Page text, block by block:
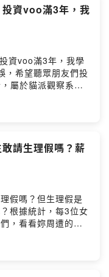
，凝聚向心力與執
業經營者想提升品
📍台北場：
｜大葉桉
13（日）13:00 -
「課程費用」原價：
$3,280兩人以上同
書《高能量溝通》
銷書《高能量溝
「說話變現」、
關鍵轉捩點！！名
力量！👉【立即報
媒體（作者：梁
Youtube（哲維
by
資voo滿3年，我
資voo滿3年，我學
，希望聽眾朋友們投
屬於貓派觀察系女
壓的頻道。🐈貓派主
by
請生理假嗎？薪
假嗎？但生理假是
根據統計，每3位女
，看看妳周遭的同
視台主播和記者，